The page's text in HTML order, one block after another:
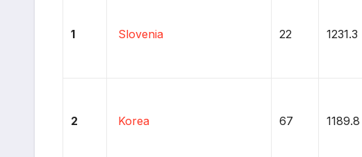
1 Slovenia 22 1231.3
2 Korea 67 1189.8